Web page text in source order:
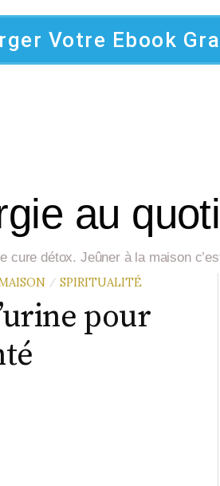
Votre Ebook
au
détox. Jeûner à la maison
/ SPIRITUALITÉ
pour